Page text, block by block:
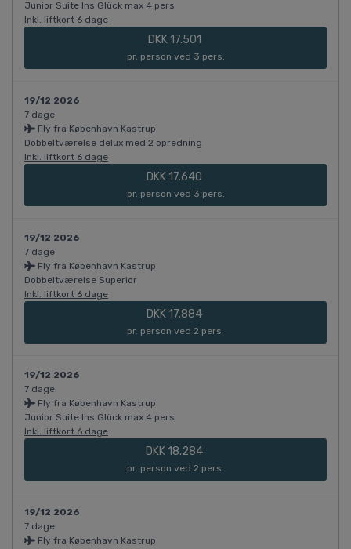
Junior Suite Ins Glück max 4 pers
Inkl. liftkort 6 dage
DKK 17.501
pr. person ved 3 pers.
19/12 2026
7 dage
Fly fra København Kastrup
Dobbeltværelse delux med 2 opredning
Inkl. liftkort 6 dage
DKK 17.640
pr. person ved 3 pers.
19/12 2026
7 dage
Fly fra København Kastrup
Dobbeltværelse Superior
Inkl. liftkort 6 dage
DKK 17.884
pr. person ved 2 pers.
19/12 2026
7 dage
Fly fra København Kastrup
Junior Suite Ins Glück max 4 pers
Inkl. liftkort 6 dage
DKK 18.284
pr. person ved 2 pers.
19/12 2026
7 dage
Fly fra København Kastrup